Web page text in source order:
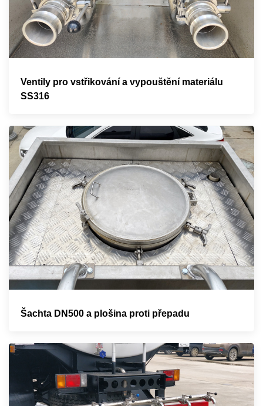
Ventily pro vstřikování a vypouštění materiálu
SS316
Šachta DN500 a plošina proti přepadu